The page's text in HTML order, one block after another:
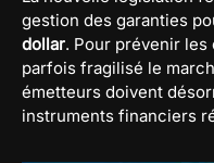
gestion des garanties
dollar. Pour prévenir
parfois fragilisé le
émetteurs doivent
instruments financiers